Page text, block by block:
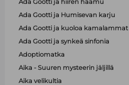
Ada Gootti ja hiiren haamu
Ada Gootti ja Humisevan karju
Ada Gootti ja kuoloa kamalammat
Ada Gootti ja synkeä sinfonia
Adoptiomatka
Aika - Suuren mysteerin jäljillä
Aika velikultia